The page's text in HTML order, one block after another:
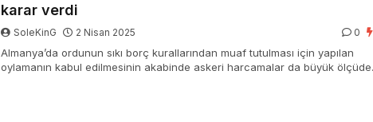
karar verdi
SoleKinG 2 Nisan 2025 0
Almanya’da ordunun sıkı borç kurallarından muaf tutulması için yapılan
oylamanın kabul edilmesinin akabinde askeri harcamalar da büyük ölçüde